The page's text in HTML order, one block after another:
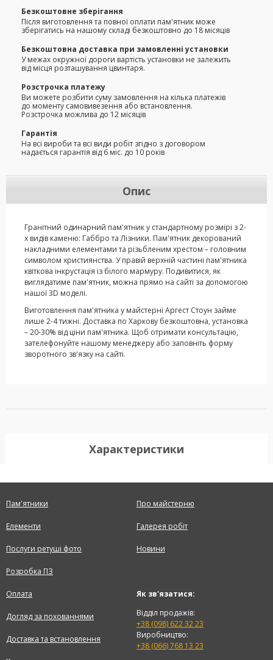
Безкоштовне зберігання
Після виготовлення та повної оплати пам'ятник може
зберігатись на нашому складі безкоштовно до 18 місяців
Безкоштовна доставка при замовленні установки
У межах окружної дороги вартість установки не залежить
від місця розташування цвинтаря.
Розстрочка платежу
Ви можете розбити суму замовлення на кілька платежів
до моменту самовивезення або встановлення.
Розстрочка можлива до 12 місяців
Гарантія
На всі вироби та всі види робіт згідно з договором
надається гарантія від 6 міс. до 10 років
Опис
Гранітний одинарний пам'ятник у стандартному розмірі з 2-
х видів каменю: Габбро та Лізники. Пам'ятник декорований
накладними елементами та різьбленим хрестом – головним
символом християнства. У правій верхній частині пам'ятника
квіткова інкрустація із білого мармуру. Подивитися, як
виглядатиме пам'ятник, можна прямо на сайті за допомогою
нашої 3D моделі.
Виготовлення пам'ятника у майстерні Аргест Стоун займе
лише 2-4 тижні. Доставка по Харкову безкоштовна, установка
– 20-30% від ціни пам'ятника. Щоб отримати консультацію,
зателефонуйте нашому менеджеру або заповніть форму
зворотного зв'язку на сайті.
Характеристики
Пам'ятники
Елементи
Послуги ретуші фото
Розробка ПЗ
Про майстерню
Галерея робіт
Новини
Оплата
Догляд за похованнями
Доставка та встановлення
Як зв'язатися:
Відділ продажів:
+38 (098) 622 32 23
Виробництво:
+38 (066) 768 13 23